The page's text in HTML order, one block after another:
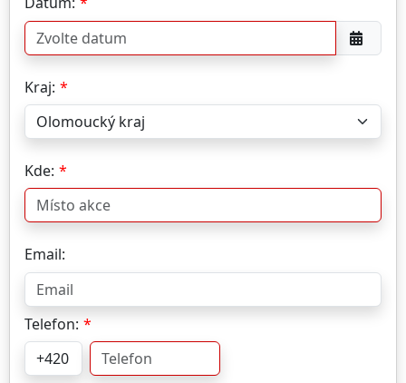
Kraj:
Kde:
Email:
Telefon: